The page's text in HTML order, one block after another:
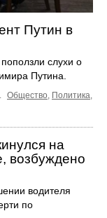
Путин в
слухи о
Путина.
. Общество, Политика,
на
возбуждено
водителя
по